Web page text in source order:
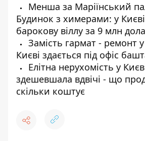
Менша за Маріїнський
Будинок з химерами: у
барокову віллу за 9 млн
Замість гармат - ремонт
Києві здається під офіс
Елітна нерухомість у
здешевшала вдвічі - що
скільки коштує